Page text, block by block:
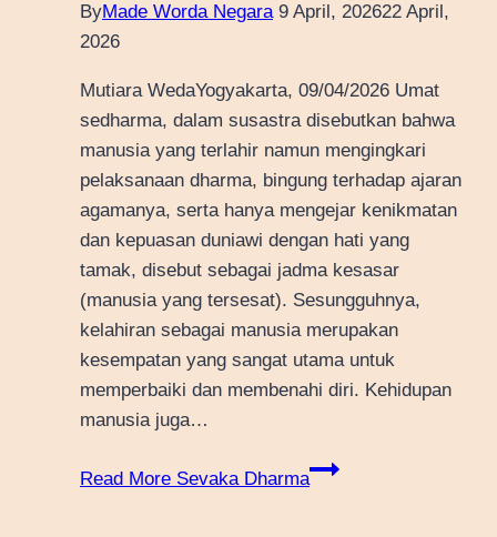
ByMade Worda Negara 9 April, 202622 April,
2026
Mutiara WedaYogyakarta, 09/04/2026 Umat
sedharma, dalam susastra disebutkan bahwa
manusia yang terlahir namun mengingkari
pelaksanaan dharma, bingung terhadap ajaran
agamanya, serta hanya mengejar kenikmatan
dan kepuasan duniawi dengan hati yang
tamak, disebut sebagai jadma kesasar
(manusia yang tersesat). Sesungguhnya,
kelahiran sebagai manusia merupakan
kesempatan yang sangat utama untuk
memperbaiki dan membenahi diri. Kehidupan
manusia juga…
Read More Sevaka Dharma